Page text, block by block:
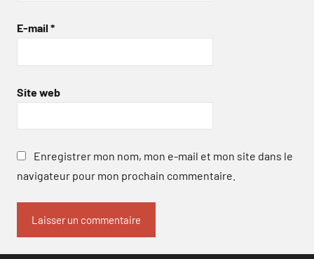
E-mail *
Site web
Enregistrer mon nom, mon e-mail et mon site dans le
navigateur pour mon prochain commentaire.